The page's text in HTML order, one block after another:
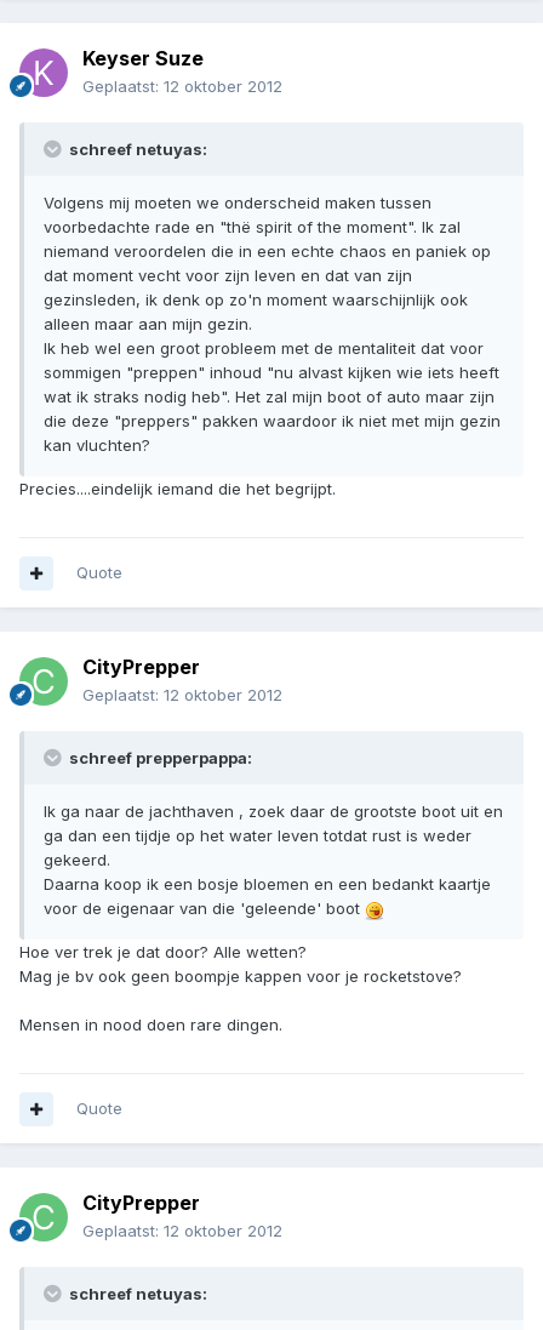
Keyser Suze
Geplaatst: 12 oktober 2012
schreef netuyas:
Volgens mij moeten we onderscheid maken tussen
voorbedachte rade en "thë spirit of the moment". Ik zal
niemand veroordelen die in een echte chaos en paniek op
dat moment vecht voor zijn leven en dat van zijn
gezinsleden, ik denk op zo'n moment waarschijnlijk ook
alleen maar aan mijn gezin.
Ik heb wel een groot probleem met de mentaliteit dat voor
sommigen "preppen" inhoud "nu alvast kijken wie iets heeft
wat ik straks nodig heb". Het zal mijn boot of auto maar zijn
die deze "preppers" pakken waardoor ik niet met mijn gezin
kan vluchten?
Precies....eindelijk iemand die het begrijpt.
Quote
CityPrepper
Geplaatst: 12 oktober 2012
schreef prepperpappa:
Ik ga naar de jachthaven , zoek daar de grootste boot uit en
ga dan een tijdje op het water leven totdat rust is weder
gekeerd.
Daarna koop ik een bosje bloemen en een bedankt kaartje
voor de eigenaar van die 'geleende' boot
Hoe ver trek je dat door? Alle wetten?
Mag je bv ook geen boompje kappen voor je rocketstove?
Mensen in nood doen rare dingen.
Quote
CityPrepper
Geplaatst: 12 oktober 2012
schreef netuyas: